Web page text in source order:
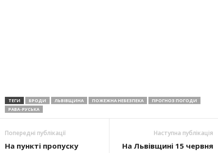
ТЕГИ БРОДИ ЛЬВІВЩИНА ПОЖЕЖНА НЕБЕЗПЕКА
ПРОГНОЗ ПОГОДИ
РАВА-РУСЬКА
Попередні публікації
На пункті пропуску
Наступна публікація
На Львівщині 15 червня